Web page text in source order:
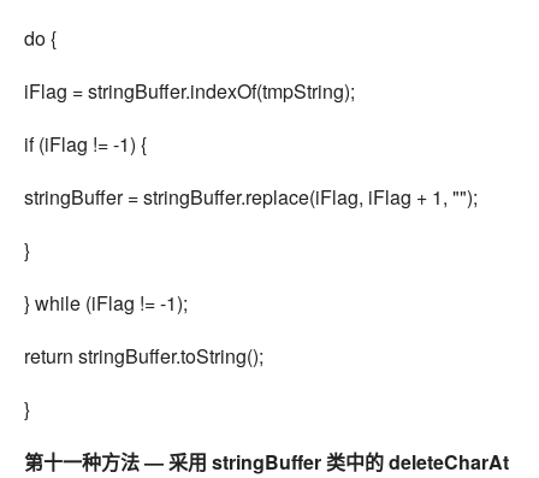
do {
iFlag = stringBuffer.indexOf(tmpString);
if (iFlag != -1) {
stringBuffer = stringBuffer.replace(iFlag, iFlag + 1, "");
}
} while (iFlag != -1);
return stringBuffer.toString();
}
第十一种方法 — 采用 stringBuffer 类中的 deleteCharAt